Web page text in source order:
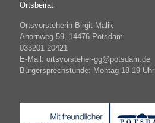
Ortsbeirat
Ortsvorsteherin Birgit Malik
Ahornweg 59, 14476 Potsdam
033201 20421
E-Mail: ortsvorsteher-gg@potsdam.de
Bürgersprechstunde: Montag 18-19 Uhr